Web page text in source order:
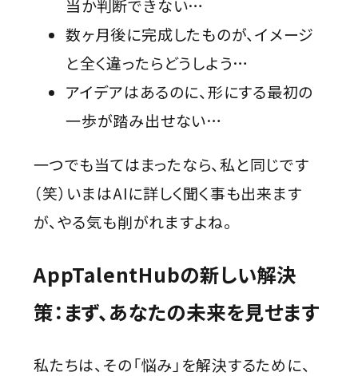
当か判断できない…
数ヶ月後に完成したものが、イメージ
と全く違ったらどうしよう…
アイデアはあるのに、形にする最初の
一歩が踏み出せない…
一つでも当てはまったなら、私と同じです
（笑）いまはAIに詳しく聞く事も出来ます
が、やる気も削がれますよね。
AppTalentHubの新しい解決
策：まず、あなたの未来を見せます
私たちは、その「悩み」を解決するために、